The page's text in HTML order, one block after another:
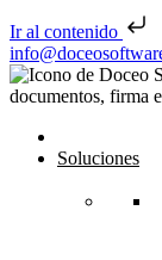
Ir al contenido
Saltar al contenido
Soluciones